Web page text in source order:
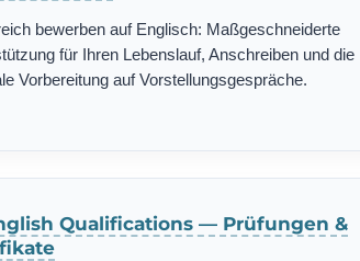
bewerben auf Englisch: Maßgeschneiderte
für Ihren Lebenslauf, Anschreiben und die
Vorbereitung auf Vorstellungsgespräche.
Qualifications — Prüfungen &